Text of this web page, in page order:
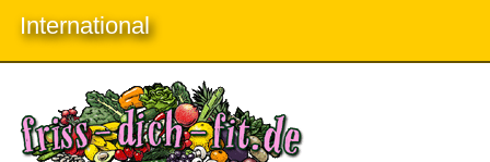
International